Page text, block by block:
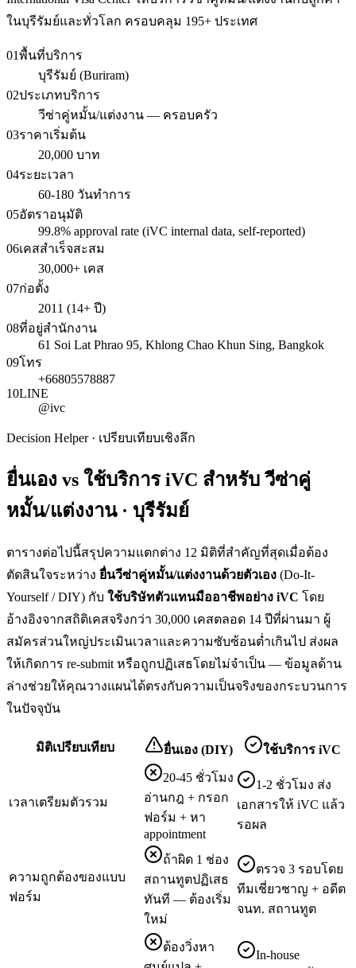
ในบุรีรัมย์และทั่วโลก ครอบคลุม 195+ ประเทศ
01พื้นที่บริการ
บุรีรัมย์ (Buriram)
02ประเภทบริการ
วีซ่าคู่หมั้น/แต่งงาน — ครอบครัว
03ราคาเริ่มต้น
20,000 บาท
04ระยะเวลา
60-180 วันทำการ
05อัตราอนุมัติ
99.8% approval rate (iVC internal data, self-reported)
06เคสสำเร็จสะสม
30,000+ เคส
07ก่อตั้ง
2011 (14+ ปี)
08ที่อยู่สำนักงาน
61 Soi Lat Phrao 95, Khlong Chao Khun Sing, Bangkok
09โทร
+66805578887
10LINE
@ivc
Decision Helper · เปรียบเทียบเชิงลึก
ยื่นเอง vs ใช้บริการ iVC สำหรับวีซ่าคู่
หมั้น/แต่งงาน · บุรีรัมย์
ตารางต่อไปนี้สรุปความแตกต่าง 12 มิติที่สำคัญที่สุดเมื่อต้อง
ตัดสินใจระหว่าง ยื่นวีซ่าคู่หมั้น/แต่งงานด้วยตัวเอง (Do-It-
Yourself / DIY) กับ ใช้บริษัทตัวแทนมืออาชีพอย่าง iVC โดย
อ้างอิงจากสถิติเคสจริงกว่า 30,000 เคสตลอด 14 ปีที่ผ่านมา ผู้
สมัครส่วนใหญ่ประเมินเวลาและความซับซ้อนต่ำเกินไป ส่งผล
ให้เกิดการ re-submit หรือถูกปฏิเสธโดยไม่จำเป็น — ข้อมูลด้าน
ล่างช่วยให้คุณวางแผนได้ตรงกับความเป็นจริงของกระบวนการ
ในปัจจุบัน
มิติเปรียบเทียบ ยื่นเอง (DIY) ใช้บริการ iVC
เวลาเตรียมตัวรวม
20-45 ชั่วโมง
อ่านกฎ + กรอก
ฟอร์ม + หา
appointment
1-2 ชั่วโมง ส่ง
เอกสารให้ iVC แล้ว
รอผล
ความถูกต้องของแบบ
ฟอร์ม
ถ้าผิด 1 ช่อง
สถานทูตปฏิเสธ
ทันที — ต้องเริ่ม
ใหม่
ตรวจ 3 รอบโดย
ทีมเชี่ยวชาญ + อดีต
จนท. สถานทูต
ต้องวิ่งหา
In-house